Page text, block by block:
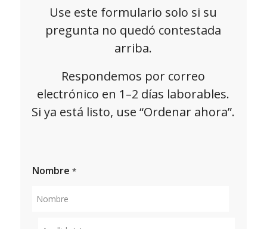
Use este formulario solo si su
pregunta no quedó contestada
arriba.
Respondemos por correo
electrónico en 1–2 días laborables.
Si ya está listo, use “Ordenar ahora”.
Nombre *